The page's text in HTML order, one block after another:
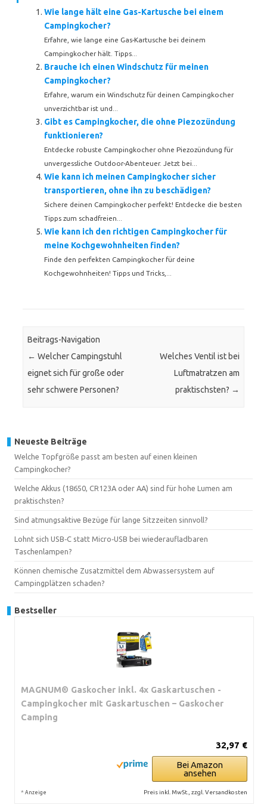
Wie lange hält eine Gas-Kartusche bei einem
Campingkocher?
Erfahre, wie lange eine Gas-Kartusche bei deinem
Campingkocher hält. Tipps...
Brauche ich einen Windschutz für meinen
Campingkocher?
Erfahre, warum ein Windschutz für deinen Campingkocher
unverzichtbar ist und...
Gibt es Campingkocher, die ohne Piezozündung
funktionieren?
Entdecke robuste Campingkocher ohne Piezozündung für
unvergessliche Outdoor-Abenteuer. Jetzt bei...
Wie kann ich meinen Campingkocher sicher
transportieren, ohne ihn zu beschädigen?
Sichere deinen Campingkocher perfekt! Entdecke die besten
Tipps zum schadfreien...
Wie kann ich den richtigen Campingkocher für
meine Kochgewohnheiten finden?
Finde den perfekten Campingkocher für deine
Kochgewohnheiten! Tipps und Tricks,...
Beitrags-Navigation
← Welcher Campingstuhl
eignet sich für große oder
sehr schwere Personen?
Welches Ventil ist bei
Luftmatratzen am
praktischsten? →
Neueste Beiträge
Welche Topfgröße passt am besten auf einen kleinen
Campingkocher?
Welche Akkus (18650, CR123A oder AA) sind für hohe Lumen am
praktischsten?
Sind atmungsaktive Bezüge für lange Sitzzeiten sinnvoll?
Lohnt sich USB‑C statt Micro‑USB bei wiederaufladbaren
Taschenlampen?
Können chemische Zusatzmittel dem Abwassersystem auf
Campingplätzen schaden?
Bestseller
MAGNUM® Gaskocher inkl. 4x Gaskartuschen -
Campingkocher mit Gaskartuschen – Gaskocher
Camping
32,97 €
Bei Amazon
ansehen
* Anzeige Preis inkl. MwSt., zzgl. Versandkosten